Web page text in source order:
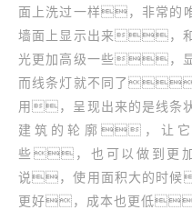
面上洗过一样，非常
墙面上显示出来，
光更加高级一些，
而线条灯就不同了
用，呈现出来的是线条
建筑的轮廓，让它
些，也可以做到更
说，使用面积大的时
更好，成本也更低